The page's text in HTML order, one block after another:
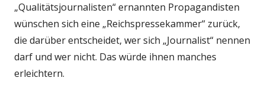
„Qualitätsjournalisten“ ernannten Propagandisten
wünschen sich eine „Reichspressekammer“ zurück,
die darüber entscheidet, wer sich „Journalist“ nennen
darf und wer nicht. Das würde ihnen manches
erleichtern.